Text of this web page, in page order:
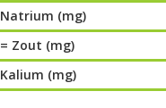
Natrium (mg)
= Zout (mg)
Kalium (mg)